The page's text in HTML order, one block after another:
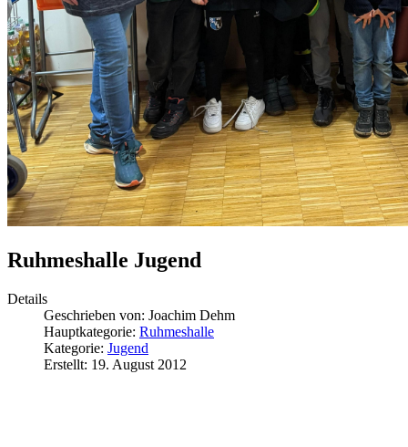
Ruhmeshalle Jugend
Details
Geschrieben von: Joachim Dehm
Hauptkategorie: Ruhmeshalle
Kategorie: Jugend
Erstellt: 19. August 2012